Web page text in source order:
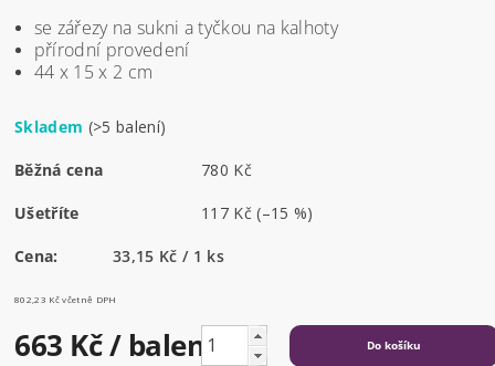
se zářezy na sukni a tyčkou na kalhoty
přírodní provedení
44 x 15 x 2 cm
Skladem (>5 balení)
Běžná cena 780 Kč
Ušetříte 117 Kč(–15 %)
Cena: 33,15 Kč / 1 ks
802,23 Kč včetně DPH
663 Kč/ balení